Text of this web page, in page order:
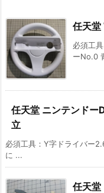
任天堂
必須工
ーNo.0
任天堂 ニンテンドー
立
必須工具：Y字ドライバー
に ...
任天堂